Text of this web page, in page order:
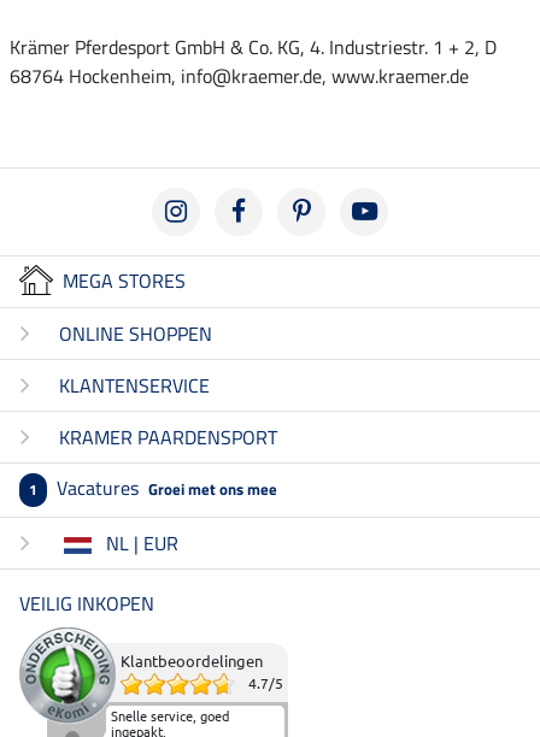
Krämer Pferdesport GmbH & Co. KG, 4. Industriestr. 1 + 2, D
68764 Hockenheim, info@kraemer.de, www.kraemer.de
MEGA STORES
ONLINE SHOPPEN
KLANTENSERVICE
KRAMER PAARDENSPORT
1 Vacatures Groei met ons mee
NL | EUR
VEILIG INKOPEN
Klantbeoordelingen
4.7/5
Snelle service, goed
ingepakt.